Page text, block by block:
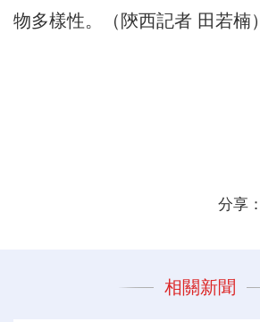
物多樣性。（陝西記者 田若楠）
分享：
相關新聞